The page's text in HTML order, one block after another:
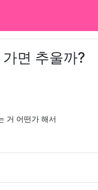
면 추울까?
거 어떤가 해서